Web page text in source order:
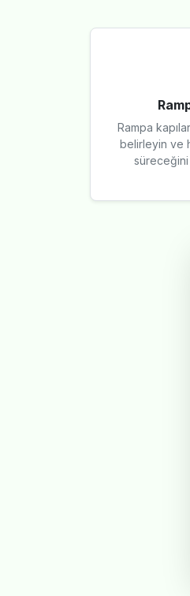
Rampa
belirleyin ve
süreceğini